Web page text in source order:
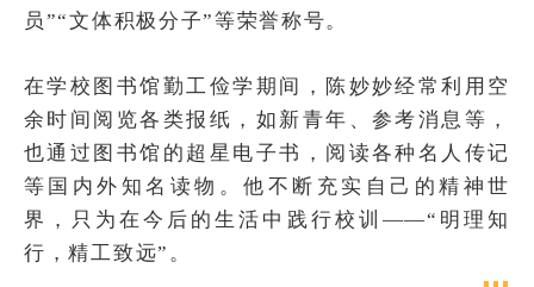
员”“文体积极分子”等荣誉称号。
在学校图书馆勤工俭学期间，陈妙妙经常利用空
余时间阅览各类报纸，如新青年、参考消息等，
也通过图书馆的超星电子书，阅读各种名人传记
等国内外知名读物。他不断充实自己的精神世
界，只为在今后的生活中践行校训——“明理知
行，精工致远”。